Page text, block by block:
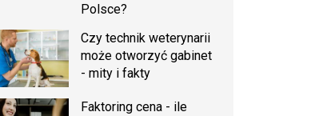
Polsce?
Czy technik weterynarii
może otworzyć gabinet
- mity i fakty
Faktoring cena - ile